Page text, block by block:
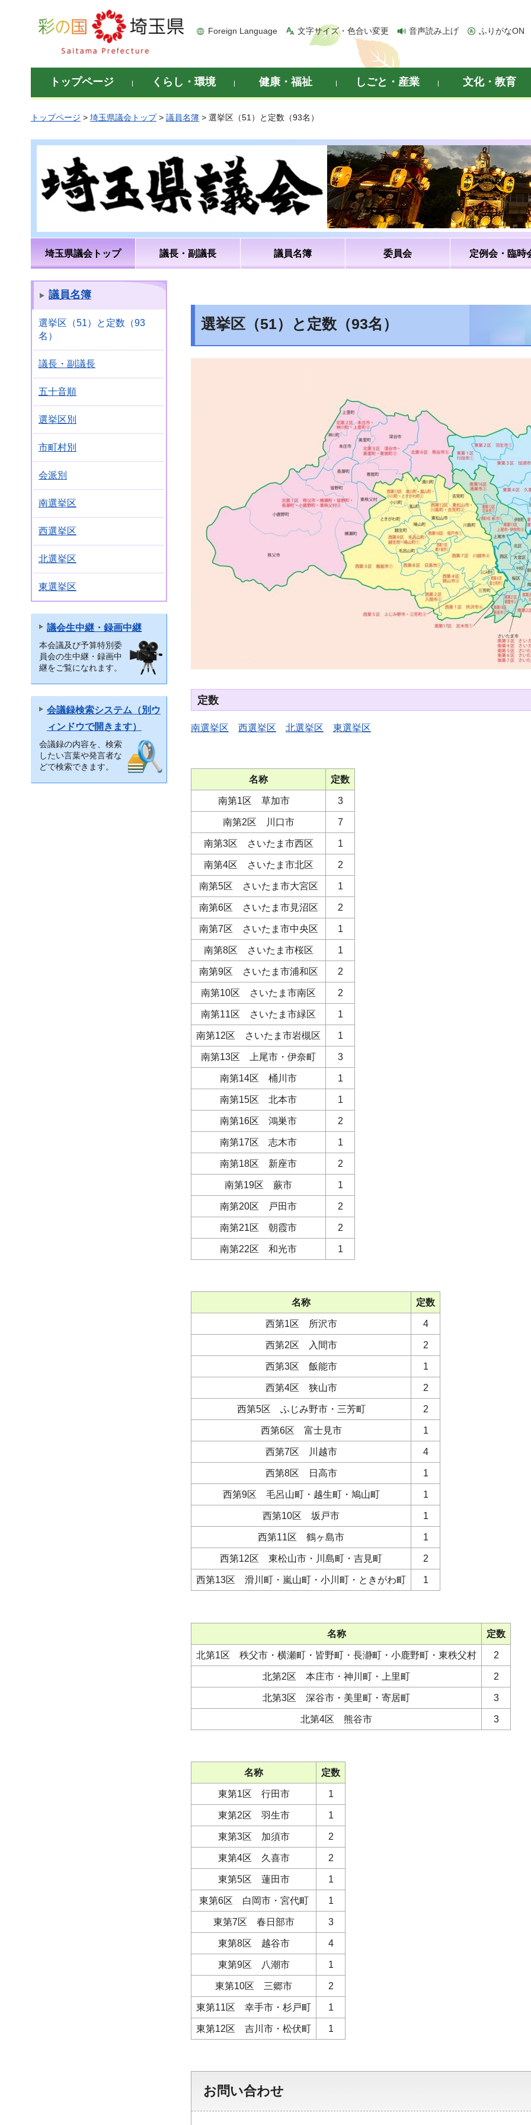
彩の国 埼玉県
Foreign Language 文字サイズ・色合い変更 音声読み上げ ふりがなON
トップページ くらし・環境 健康・福祉 しごと・産業 文化・教育
トップページ > 埼玉県議会トップ> 議員名簿 > 選挙区（51）と定数（93名）
埼玉県議会トップ 議長・副議長 議員名簿 委員会 定例会・臨時
議員名簿
選挙区（51）と定数（93
名）
議長・副議長
五十音順
選挙区別
市町村別
会派別
南選挙区
西選挙区
北選挙区
東選挙区
議会生中継・録画中継
本会議及び予算特別委
員会の生中継・録画中
継をご覧になれます。
会議録検索システム（別ウ
ィンドウで開きます）
会議録の内容を、検索
したい言葉や発言者な
どで検索できます。
選挙区（51）と定数（93名）
定数
南選挙区 西選挙区 北選挙区 東選挙区
名称 定数
南第1区 草加市 3
南第2区 川口市 7
南第3区 さいたま市西区 1
南第4区 さいたま市北区 2
南第5区 さいたま市大宮区 1
南第6区 さいたま市見沼区 2
南第7区 さいたま市中央区 1
南第8区 さいたま市桜区 1
南第9区 さいたま市浦和区 2
南第10区 さいたま市南区 2
南第11区 さいたま市緑区 1
南第12区 さいたま市岩槻区 1
南第13区 上尾市・伊奈町 3
南第14区 桶川市 1
南第15区 北本市 1
南第16区 鴻巣市 2
南第17区 志木市 1
南第18区 新座市 2
南第19区 蕨市 1
南第20区 戸田市 2
南第21区 朝霞市 2
南第22区 和光市 1
名称 定数
西第1区 所沢市 4
西第2区 入間市 2
西第3区 飯能市 1
西第4区 狭山市 2
西第5区 ふじみ野市・三芳町 2
西第6区 富士見市 1
西第7区 川越市 4
西第8区 日高市 1
西第9区 毛呂山町・越生町・鳩山町 1
西第10区 坂戸市 1
西第11区 鶴ヶ島市 1
西第12区 東松山市・川島町・吉見町 2
西第13区 滑川町・嵐山町・小川町・ときがわ町 1
名称 定数
北第1区 秩父市・横瀬町・皆野町・長瀞町・小鹿野町・東秩父村 2
北第2区 本庄市・神川町・上里町 2
北第3区 深谷市・美里町・寄居町 3
北第4区 熊谷市 3
名称 定数
東第1区 行田市 1
東第2区 羽生市 1
東第3区 加須市 2
東第4区 久喜市 2
東第5区 蓮田市 1
東第6区 白岡市・宮代町 1
東第7区 春日部市 3
東第8区 越谷市 4
東第9区 八潮市 1
東第10区 三郷市 2
東第11区 幸手市・杉戸町 1
東第12区 吉川市・松伏町 1
お問い合わせ